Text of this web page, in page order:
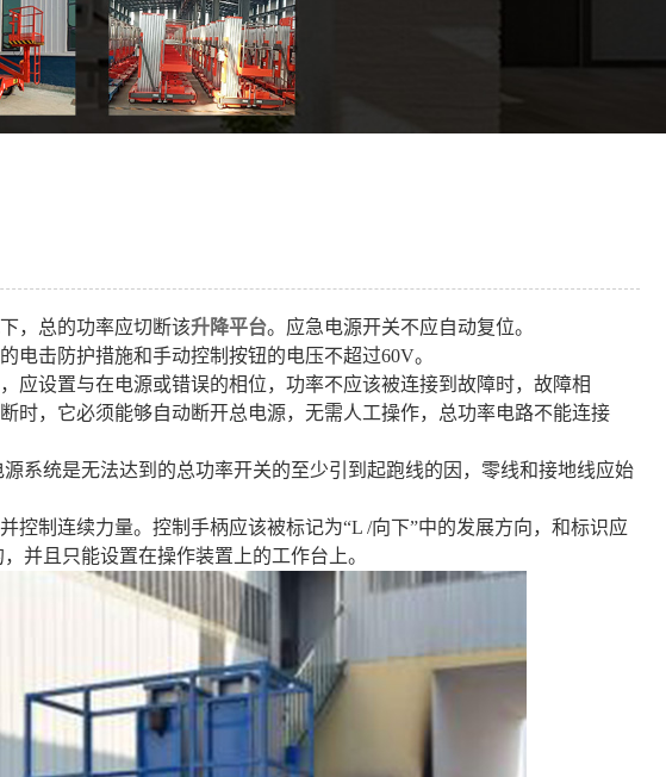
，总的功率应切断该升降平台。应急电源开关不应自动复位。
电击防护措施和手动控制按钮的电压不超过60V。
应设置与在电源或错误的相位，功率不应该被连接到故障时，故障相
时，它必须能够自动断开总电源，无需人工操作，总功率电路不能连接
系统是无法达到的总功率开关的至少引到起跑线的因，零线和接地线应始
控制连续力量。控制手柄应该被标记为“L /向下”中的发展方向，和标识应
并且只能设置在操作装置上的工作台上。